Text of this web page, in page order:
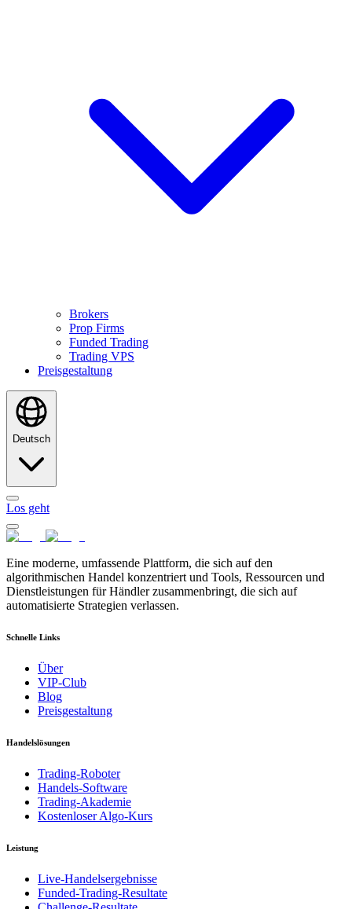
Brokers
Prop Firms
Funded Trading
Trading VPS
Preisgestaltung
Deutsch
Los geht
Eine moderne, umfassende Plattform, die sich auf den
algorithmischen Handel konzentriert und Tools, Ressourcen und
Dienstleistungen für Händler zusammenbringt, die sich auf
automatisierte Strategien verlassen.
Schnelle Links
Über
VIP-Club
Blog
Preisgestaltung
Handelslösungen
Trading-Roboter
Handels-Software
Trading-Akademie
Kostenloser Algo-Kurs
Leistung
Live-Handelsergebnisse
Funded-Trading-Resultate